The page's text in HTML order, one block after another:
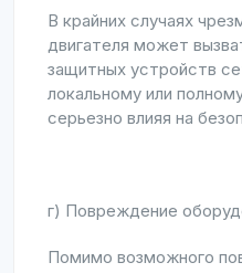
В крайних случаях
двигателя может
защитных устройств
локальному или
серьезно влияя на
г) Повреждение
Помимо возможного